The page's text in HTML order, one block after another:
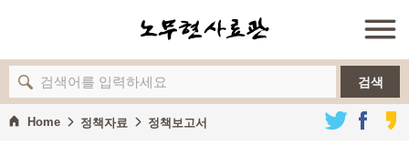
검색
Home 정책자료 정책보고서